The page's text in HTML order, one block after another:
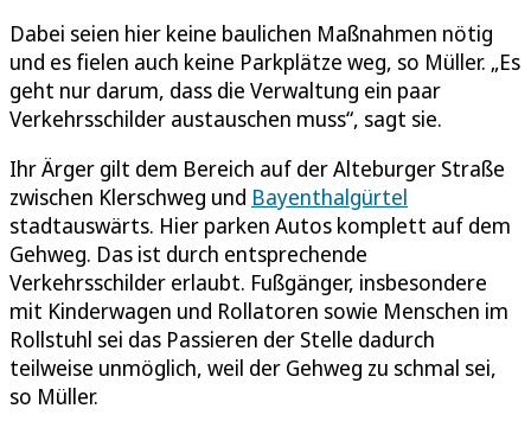
Dabei seien hier keine baulichen Maßnahmen nötig
und es fielen auch keine Parkplätze weg, so Müller. „Es
geht nur darum, dass die Verwaltung ein paar
Verkehrsschilder austauschen muss“, sagt sie.
Ihr Ärger gilt dem Bereich auf der Alteburger Straße
zwischen Klerschweg und Bayenthalgürtel
stadtauswärts. Hier parken Autos komplett auf dem
Gehweg. Das ist durch entsprechende
Verkehrsschilder erlaubt. Fußgänger, insbesondere
mit Kinderwagen und Rollatoren sowie Menschen im
Rollstuhl sei das Passieren der Stelle dadurch
teilweise unmöglich, weil der Gehweg zu schmal sei,
so Müller.